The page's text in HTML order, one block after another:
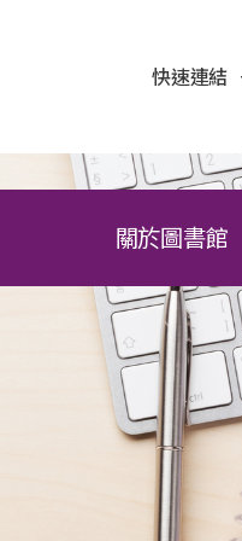
快速連結
關於圖書館